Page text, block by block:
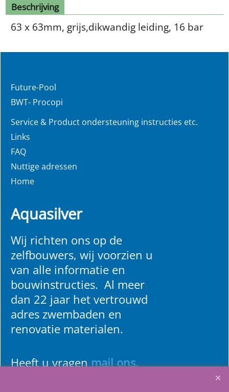
Beschrijving
63 x 63mm, grijs,dikwandig leiding, 16 bar
Future-Pool
BWT- Procopi
Service & Product ondersteuning instructies etc.
Links
FAQ
Nuttige adressen
Home
Aquasilver
Wij richten ons op de
zelfbouwers, wij voorzien u
van alle informatie en
bouwinstructies. Al meer
dan 22 jaar het vertrouwd
adres zwembaden en
renovatie materialen.
Heeft u vragenmail ons.